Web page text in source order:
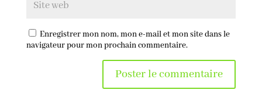
Enregistrer mon nom, mon e-mail et mon site dans le
navigateur pour mon prochain commentaire.